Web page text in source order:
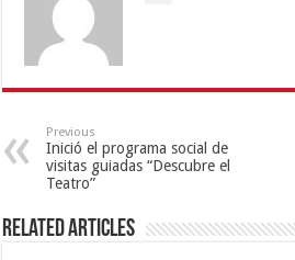
Previous
Inició el programa social de
visitas guiadas “Descubre el
Teatro”
Related Articles